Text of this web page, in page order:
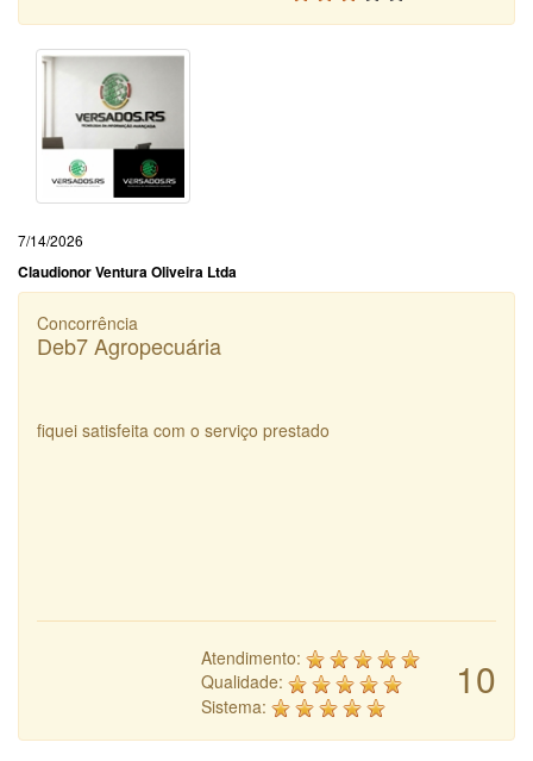
7/14/2026
Claudionor Ventura Oliveira Ltda
Concorrência
Deb7 Agropecuária
fiquei satisfeita com o serviço prestado
10
Atendimento:
Qualidade:
Sistema: